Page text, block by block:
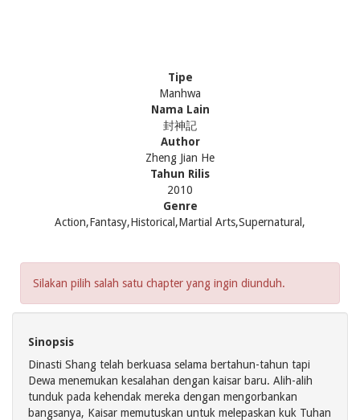
Tipe
Manhwa
Nama Lain
封神記
Author
Zheng Jian He
Tahun Rilis
2010
Genre
Action,Fantasy,Historical,Martial Arts,Supernatural,
Silakan pilih salah satu chapter yang ingin diunduh.
Sinopsis
Dinasti Shang telah berkuasa selama bertahun-tahun tapi
Dewa menemukan kesalahan dengan kaisar baru. Alih-alih
tunduk pada kehendak mereka dengan mengorbankan
bangsanya, Kaisar memutuskan untuk melepaskan kuk Tuhan